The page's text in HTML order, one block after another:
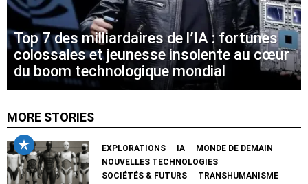
Top 7 des milliardaires de l’IA : fortunes
colossales et jeunesse insolente au cœur
du boom technologique mondial
MORE STORIES
EXPLORATIONS IA
MONDE DE DEMAIN
NOUVELLES TECHNOLOGIES
SOCIÉTÉS & FUTURS
TRANSHUMANISME